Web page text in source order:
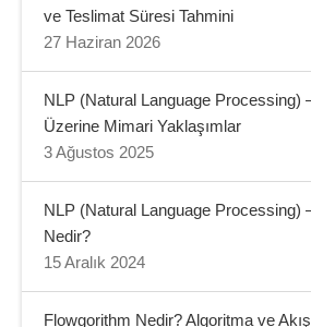
ve Teslimat Süresi Tahmini
27 Haziran 2026
NLP (Natural Language Processing)
Üzerine Mimari Yaklaşımlar
3 Ağustos 2025
NLP (Natural Language Processing)
Nedir?
15 Aralık 2024
Flowgorithm Nedir? Algoritma ve Akış